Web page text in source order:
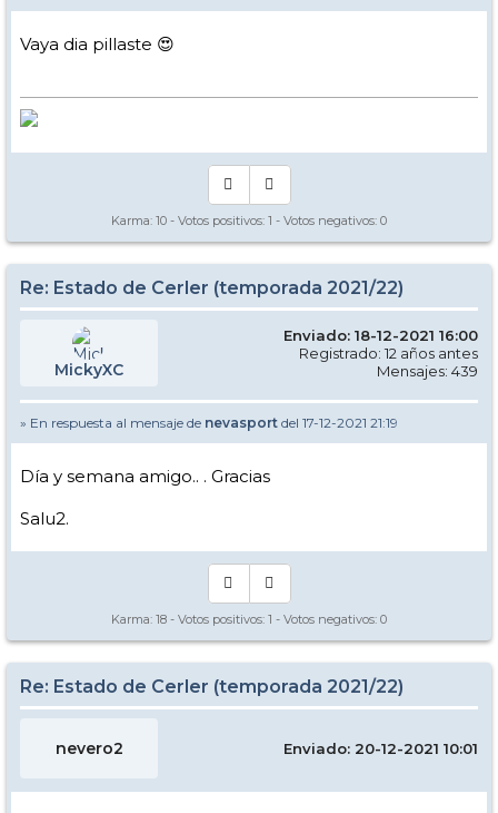
Vaya dia pillaste 😍
Karma: 10 - Votos positivos: 1 - Votos negativos: 0
Re: Estado de Cerler (temporada 2021/22)
MickyXC
Enviado: 18-12-2021 16:00
Registrado: 12 años antes
Mensajes: 439
» En respuesta al mensaje de nevasport del 17-12-2021 21:19
Día y semana amigo.. . Gracias
Salu2.
Karma: 18 - Votos positivos: 1 - Votos negativos: 0
Re: Estado de Cerler (temporada 2021/22)
nevero2 Enviado: 20-12-2021 10:01